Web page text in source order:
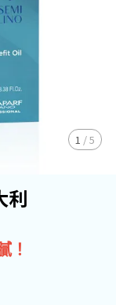
1 /5
利
！